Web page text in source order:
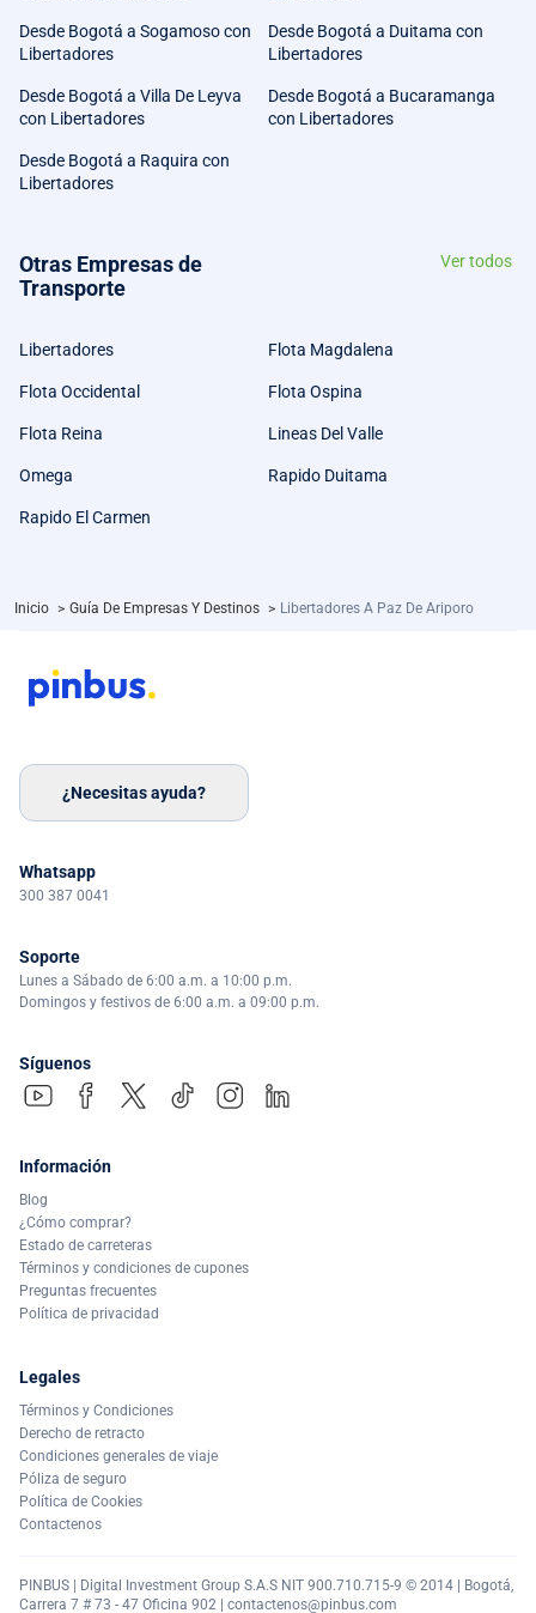
Desde Bogotá a Sogamoso con
Libertadores
Desde Bogotá a Duitama con
Libertadores
Desde Bogotá a Villa De Leyva
con Libertadores
Desde Bogotá a Bucaramanga
con Libertadores
Desde Bogotá a Raquira con
Libertadores
Otras Empresas de
Transporte
Ver todos
Libertadores Flota Magdalena
Flota Occidental Flota Ospina
Flota Reina Lineas Del Valle
Omega Rapido Duitama
Rapido El Carmen
Inicio > Guía De Empresas Y Destinos > Libertadores A Paz De Ariporo
¿Necesitas ayuda?
Whatsapp
300 387 0041
Soporte
Lunes a Sábado de 6:00 a.m. a 10:00 p.m.
Domingos y festivos de 6:00 a.m. a 09:00 p.m.
Síguenos
Información
Blog
¿Cómo comprar?
Estado de carreteras
Términos y condiciones de cupones
Preguntas frecuentes
Política de privacidad
Legales
Términos y Condiciones
Derecho de retracto
Condiciones generales de viaje
Póliza de seguro
Política de Cookies
Contactenos
PINBUS | Digital Investment Group S.A.S NIT 900.710.715-9 © 2014 | Bogotá,
Carrera 7 # 73 - 47 Oficina 902 | contactenos@pinbus.com